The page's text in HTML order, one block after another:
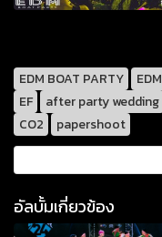
EDM BOAT PARTY EDM
EF
after party wedding
CO2
papershoot
อัลบั้มเกี่ยวข้อง